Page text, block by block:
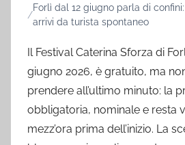
Forlì dal 12 giugno parla di
arrivi da turista spontaneo
Il Festival Caterina Sforza di
giugno 2026, è gratuito, ma
prendere all’ultimo minuto: la
obbligatoria, nominale e resta
mezz’ora prima dell’inizio. La